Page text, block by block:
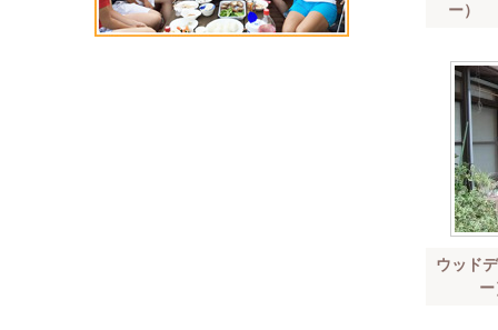
ー）
ウッド